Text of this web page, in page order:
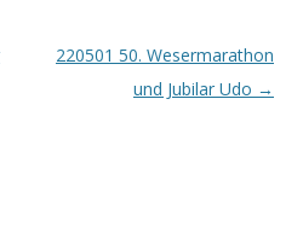
220501 50. Wesermarathon
und Jubilar Udo →